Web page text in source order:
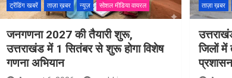
ट्रेंडिंग खबरें
ताज़ा ख़बर न्यूज़ सोशल मीडिया वायरल
जनगणना 2027 की तैयारी शुरू,
उत्तराखंड में 1 सितंबर से शुरू होगा विशेष
गणना अभियान
ताज़ा ख़बर
जिलों